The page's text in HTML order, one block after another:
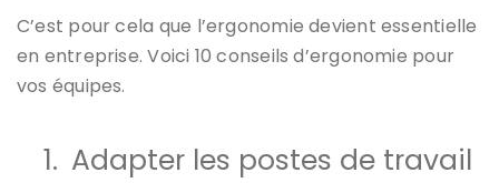
C’est pour cela que l’ergonomie devient essentielle
en entreprise. Voici 10 conseils d’ergonomie pour
vos équipes.
1. Adapter les postes de travail